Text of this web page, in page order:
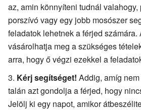
az, amin könnyíteni tudnál
porszívó vagy egy jobb mosószer
feladatok lehetnek a férjed számára.
vásárolhatja meg a szükséges
arra, hogy ő végzi ezekkel a
Kérj segítséget! Addig, amíg
talán azt gondolja a férjed, hogy
Jelölj ki egy napot, amikor